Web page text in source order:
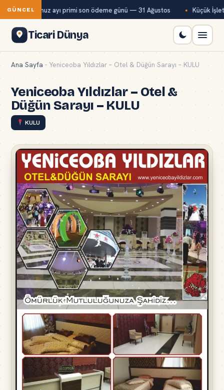
GÜNCEL
Kur temmuz ayı primi son ödeme günü — 31 Ağustos Küçük
Ticari Dünya
Ana Sayfa - Yeniceoba Yıldızlar – Otel & Düğün Sarayı – KULU
Yeniceoba Yıldızlar – Otel &
Düğün Sarayı – KULU
KULU